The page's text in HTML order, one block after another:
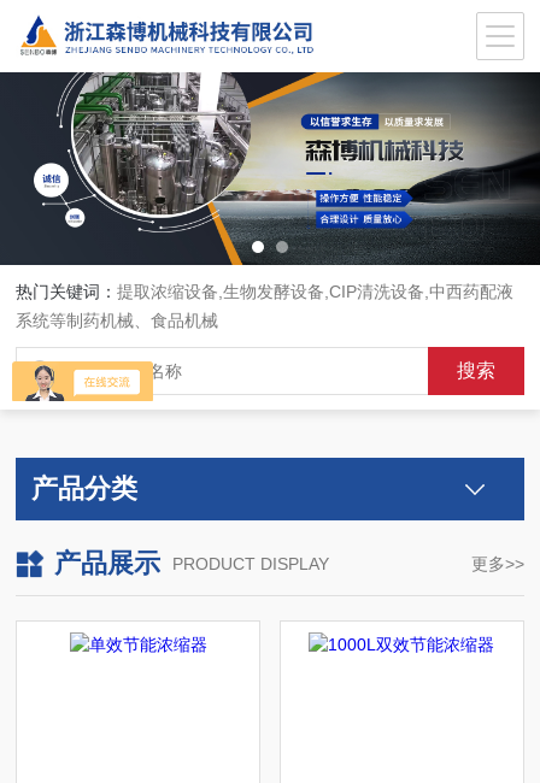
热门关键词：提取浓缩设备,生物发酵设备,CIP清洗设备,中西药配液
系统等制药机械、食品机械
产品分类
产品展示 PRODUCT DISPLAY 更多>>